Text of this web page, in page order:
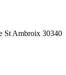
St Ambroix 30340